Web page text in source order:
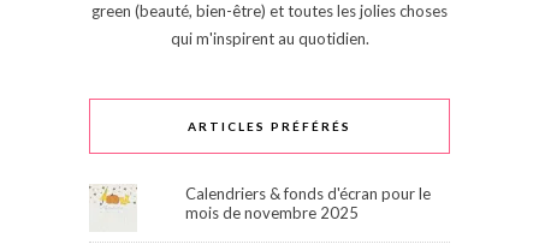
green (beauté, bien-être) et toutes les jolies choses
qui m'inspirent au quotidien.
ARTICLES PRÉFÉRÉS
Calendriers & fonds d'écran pour le
mois de novembre 2025